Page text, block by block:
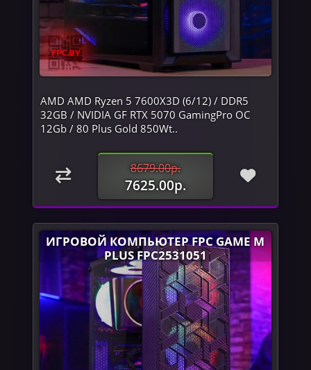
AMD AMD Ryzen 5 7600X3D (6/12) / DDR5
32GB / NVIDIA GF RTX 5070 GamingPro OC
12Gb / 80 Plus Gold 850Wt..
8679.00р.
7625.00р.
ИГРОВОЙ КОМПЬЮТЕР FPC GAME M
PLUS FPC2531051